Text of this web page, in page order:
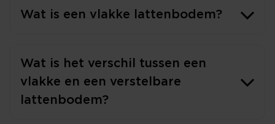
Wat is een vlakke lattenbodem?
Wat is het verschil tussen een
vlakke en een verstelbare
lattenbodem?